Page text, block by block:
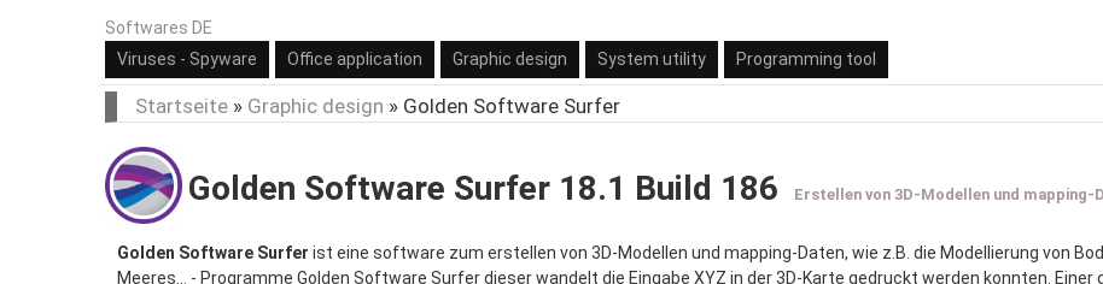
Softwares DE
Viruses - Spyware
Office application Graphic design System utility Programming tool
Startseite » Graphic design » Golden Software Surfer
Golden Software Surfer 18.1 Build 186 Erstellen von 3D-Modellen und mapping-
Golden Software Surfer ist eine software zum erstellen von 3D-Modellen und mapping-Daten, wie z.B. die Modellierung von
Meeres... - Programme Golden Software Surfer dieser wandelt die Eingabe XYZ in der 3D-Karte gedruckt werden konnten.